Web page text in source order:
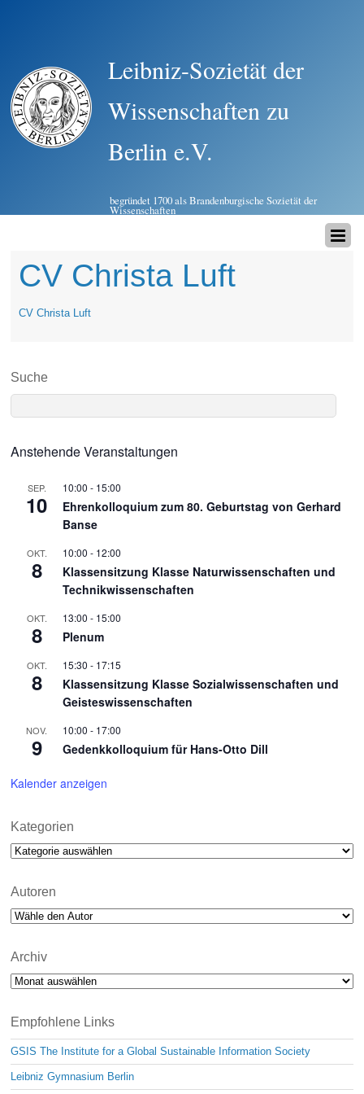
Leibniz-Sozietät der
Wissenschaften zu
Berlin e.V.
begründet 1700 als Brandenburgische Sozietät der
Wissenschaften
CV Christa Luft
CV Christa Luft
Suche
Anstehende Veranstaltungen
SEP.
10
10:00 - 15:00
Ehrenkolloquium zum 80. Geburtstag von Gerhard
Banse
OKT.
8
10:00 - 12:00
Klassensitzung Klasse Naturwissenschaften und
Technikwissenschaften
OKT.
8
13:00 - 15:00
Plenum
OKT.
8
15:30 - 17:15
Klassensitzung Klasse Sozialwissenschaften und
Geisteswissenschaften
NOV.
9
10:00 - 17:00
Gedenkkolloquium für Hans-Otto Dill
Kalender anzeigen
Kategorien
Kategorien
Autoren
Archiv
Archiv
Empfohlene Links
GSIS The Institute for a Global Sustainable Information Society
Leibniz Gymnasium Berlin